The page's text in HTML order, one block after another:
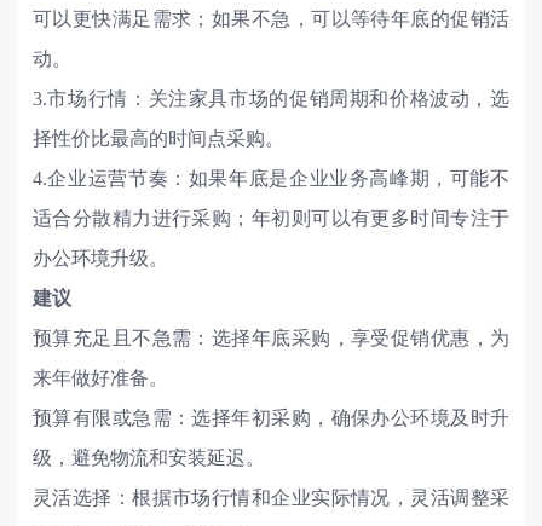
可以更快满足需求；如果不急，可以等待年底的促销活
动。
3.市场行情：关注家具市场的促销周期和价格波动，选
择性价比最高的时间点采购。
4.企业运营节奏：如果年底是企业业务高峰期，可能不
适合分散精力进行采购；年初则可以有更多时间专注于
办公环境升级。
建议
预算充足且不急需：选择年底采购，享受促销优惠，为
来年做好准备。
预算有限或急需：选择年初采购，确保办公环境及时升
级，避免物流和安装延迟。
灵活选择：根据市场行情和企业实际情况，灵活调整采